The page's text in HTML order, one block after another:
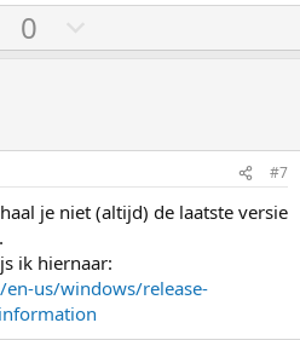
t
o
h
o
o
g
0
t
o
l
a
a
g
#7
je niet (altijd) de laatste versie
ik hiernaar:
us/windows/release-